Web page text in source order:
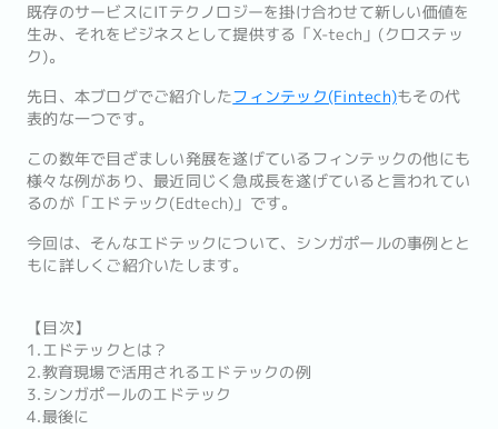
既存のサービスにITテクノロジーを掛け合わせて新しい価値を
生み、それをビジネスとして提供する「X-tech」(クロステッ
ク)。
先日、本ブログでご紹介したフィンテック(Fintech)もその代
表的な一つです。
この数年で目ざましい発展を遂げているフィンテックの他にも
様々な例があり、最近同じく急成長を遂げていると言われてい
るのが「エドテック(Edtech)」です。
今回は、そんなエドテックについて、シンガポールの事例とと
もに詳しくご紹介いたします。
【目次】
1.エドテックとは？
2.教育現場で活用されるエドテックの例
3.シンガポールのエドテック
4.最後に